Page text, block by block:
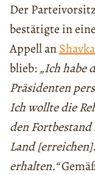
Der
bestätigte in
Appell an
blieb: „Ich habe
Präsidenten
Ich wollte die
den
Land
erhalten.“